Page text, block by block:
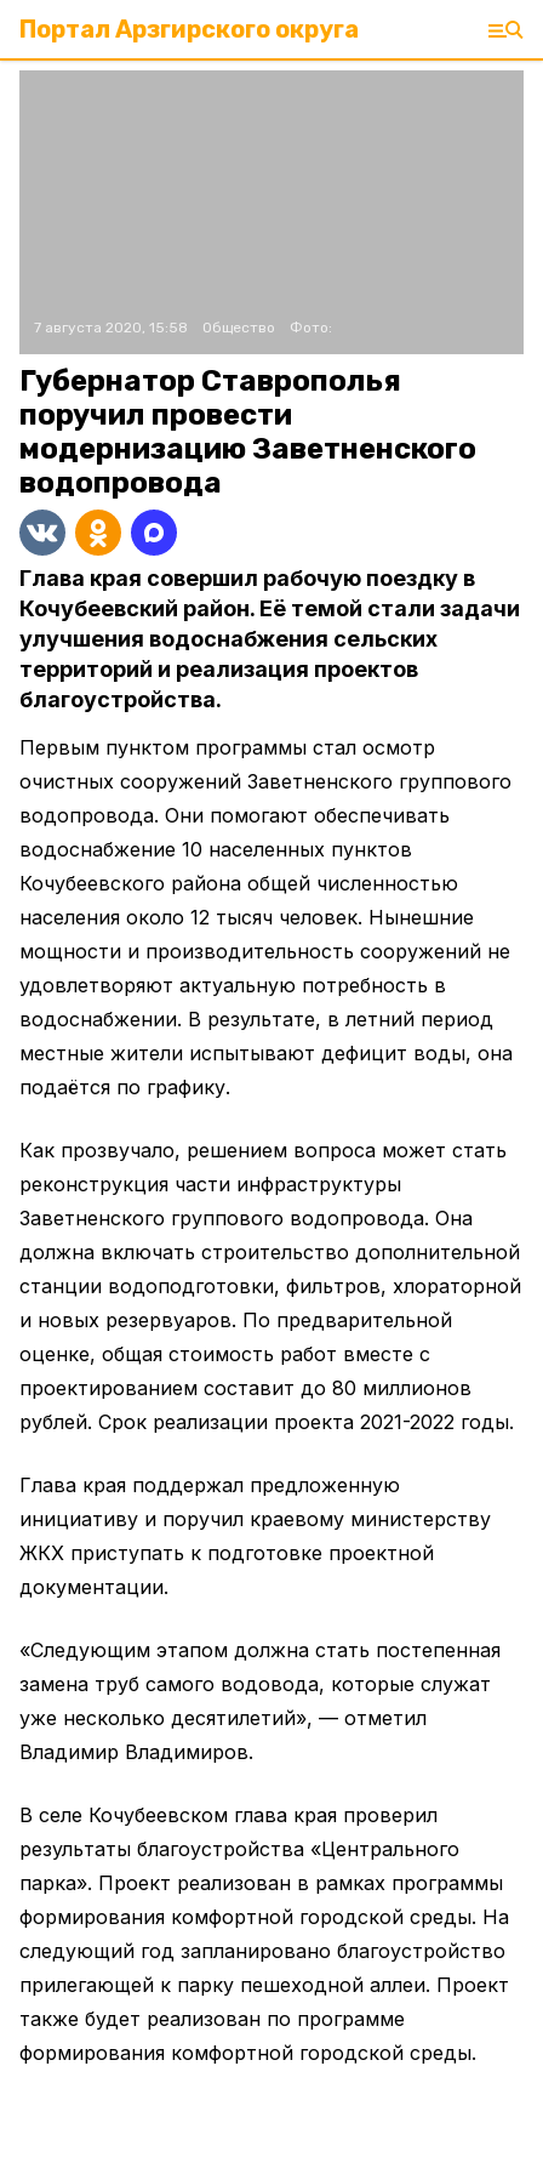
Портал Арзгирского округа
7 августа 2020, 15:58 Общество Фото:
Губернатор Ставрополья
поручил провести
модернизацию Заветненского
водопровода
Глава края совершил рабочую поездку в
Кочубеевский район. Её темой стали задачи
улучшения водоснабжения сельских
территорий и реализация проектов
благоустройства.
Первым пунктом программы стал осмотр
очистных сооружений Заветненского группового
водопровода. Они помогают обеспечивать
водоснабжение 10 населенных пунктов
Кочубеевского района общей численностью
населения около 12 тысяч человек. Нынешние
мощности и производительность сооружений не
удовлетворяют актуальную потребность в
водоснабжении. В результате, в летний период
местные жители испытывают дефицит воды, она
подаётся по графику.
Как прозвучало, решением вопроса может стать
реконструкция части инфраструктуры
Заветненского группового водопровода. Она
должна включать строительство дополнительной
станции водоподготовки, фильтров, хлораторной
и новых резервуаров. По предварительной
оценке, общая стоимость работ вместе с
проектированием составит до 80 миллионов
рублей. Срок реализации проекта 2021-2022 годы.
Глава края поддержал предложенную
инициативу и поручил краевому министерству
ЖКХ приступать к подготовке проектной
документации.
«Следующим этапом должна стать постепенная
замена труб самого водовода, которые служат
уже несколько десятилетий», — отметил
Владимир Владимиров.
В селе Кочубеевском глава края проверил
результаты благоустройства «Центрального
парка». Проект реализован в рамках программы
формирования комфортной городской среды. На
следующий год запланировано благоустройство
прилегающей к парку пешеходной аллеи. Проект
также будет реализован по программе
формирования комфортной городской среды.